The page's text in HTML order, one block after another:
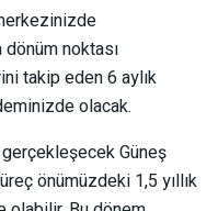
noktası
takip eden 6 aylık
olacak.
Güneş
önümüzdeki 1,5 yıllık